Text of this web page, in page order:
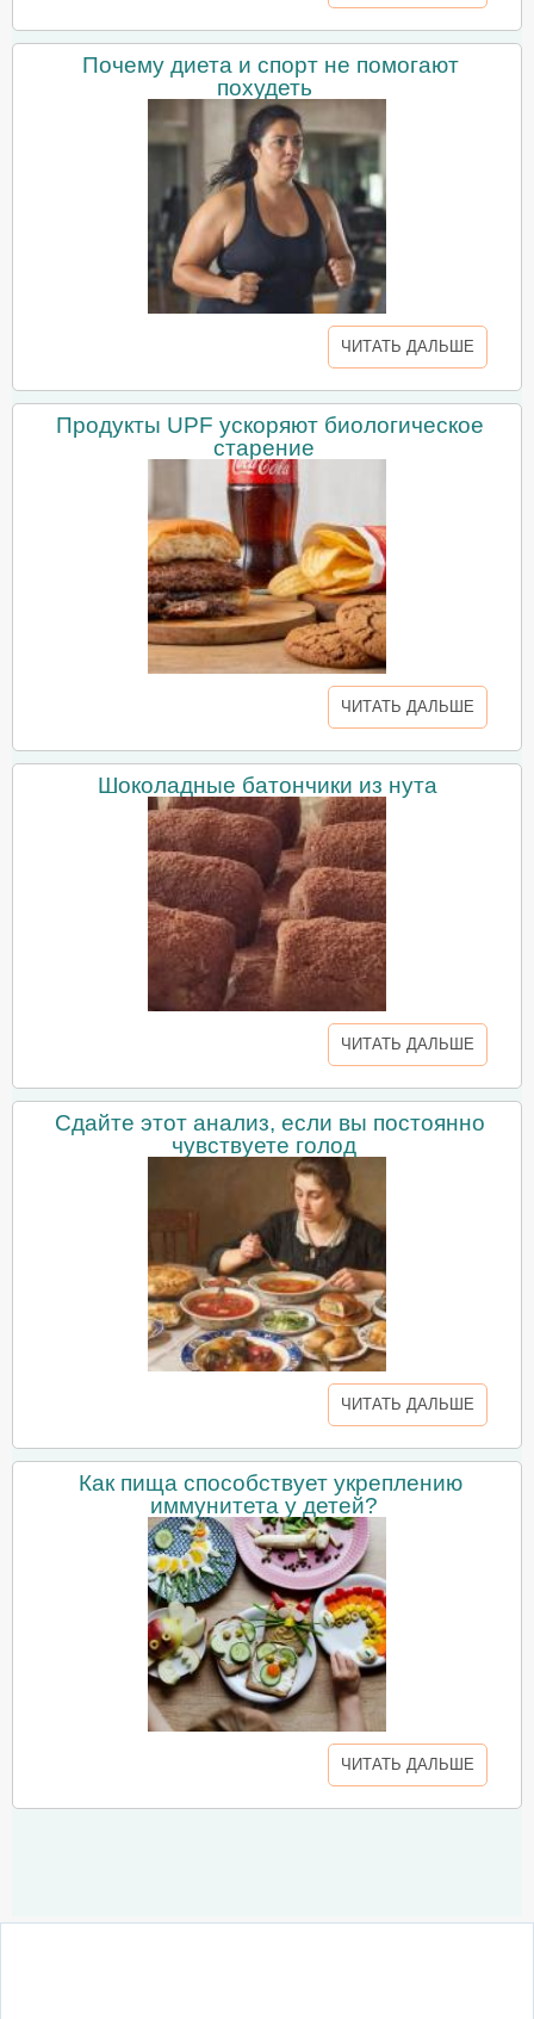
Почему диета и спорт не помогают
похудеть
ЧИТАТЬ ДАЛЬШЕ
Продукты UPF ускоряют биологическое
старение
ЧИТАТЬ ДАЛЬШЕ
Шоколадные батончики из нута
ЧИТАТЬ ДАЛЬШЕ
Сдайте этот анализ, если вы постоянно
чувствуете голод
ЧИТАТЬ ДАЛЬШЕ
Как пища способствует укреплению
иммунитета у детей?
ЧИТАТЬ ДАЛЬШЕ